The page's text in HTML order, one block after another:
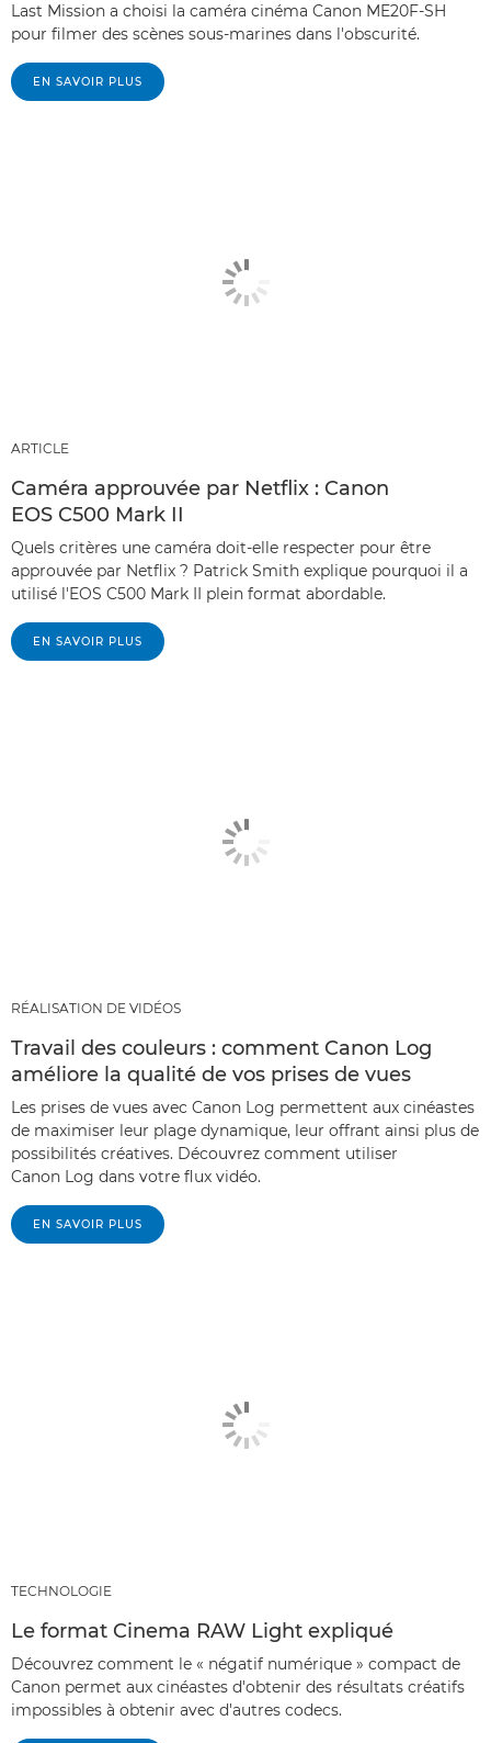
Last Mission a choisi la caméra cinéma Canon ME20F-SH
pour filmer des scènes sous-marines dans l'obscurité.
EN SAVOIR PLUS
ARTICLE
Caméra approuvée par Netflix : Canon
EOS C500 Mark II
Quels critères une caméra doit-elle respecter pour être
approuvée par Netflix ? Patrick Smith explique pourquoi il a
utilisé l'EOS C500 Mark II plein format abordable.
EN SAVOIR PLUS
RÉALISATION DE VIDÉOS
Travail des couleurs : comment Canon Log
améliore la qualité de vos prises de vues
Les prises de vues avec Canon Log permettent aux cinéastes
de maximiser leur plage dynamique, leur offrant ainsi plus de
possibilités créatives. Découvrez comment utiliser
Canon Log dans votre flux vidéo.
EN SAVOIR PLUS
TECHNOLOGIE
Le format Cinema RAW Light expliqué
Découvrez comment le « négatif numérique » compact de
Canon permet aux cinéastes d'obtenir des résultats créatifs
impossibles à obtenir avec d'autres codecs.